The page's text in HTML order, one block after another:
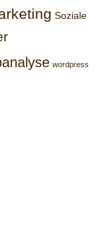
Soziale
wordpress